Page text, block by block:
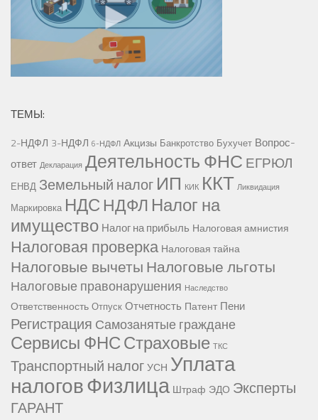
ТЕМЫ:
2-НДФЛ 3-НДФЛ 6-НДФЛ Акцизы Банкротство Бухучет Вопрос-
ответ Декларация Деятельность ФНС ЕГРЮЛ
ЕНВД Земельный налог ИП КИК ККТ Ликвидация
Маркировка НДС НДФЛ Налог на
имущество Налог на прибыль Налоговая амнистия
Налоговая проверка Налоговая тайна
Налоговые вычетыНалоговые льготы
Налоговые правонарушения Наследство
Ответственность Отпуск Отчетность Патент Пени
Регистрация Самозанятые граждане
Сервисы ФНССтраховые ТКС
Транспортный налогУСН Уплата
налоговФизлица Штраф ЭДО Эксперты
ГАРАНТ